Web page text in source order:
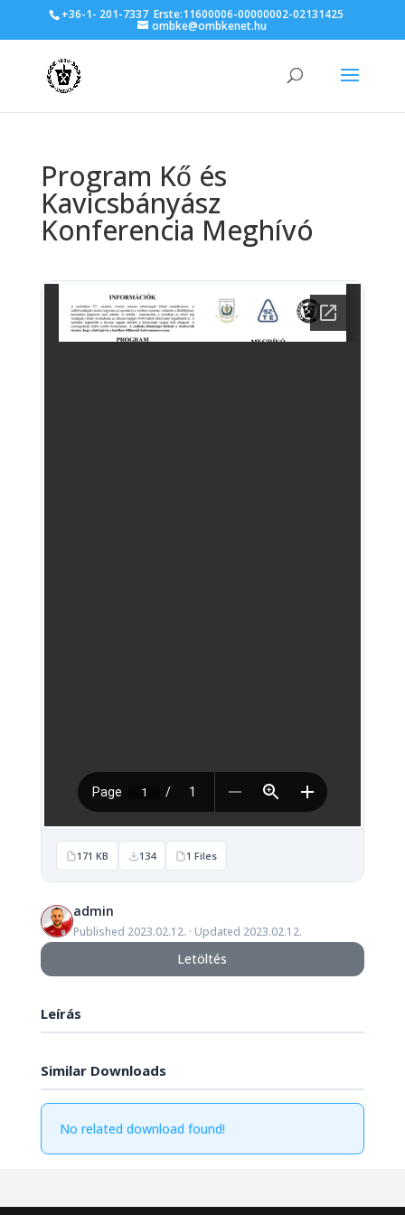
+36-1- 201-7337 Erste:11600006-00000002-02131425
ombke@ombkenet.hu
Program Kő és
Kavicsbányász
Konferencia Meghívó
171 KB 134 1 Files
admin
Published 2023.02.12. · Updated 2023.02.12.
Letöltés
Leírás
Similar Downloads
No related download found!